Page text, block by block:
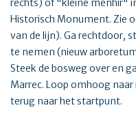
rechts) of "kleine menhir"
Historisch Monument. Zie
van de lijn). Ga rechtdoor,
te nemen (nieuw
Steek de bosweg over en
Marrec. Loop omhoog naar
terug naar het startpunt.